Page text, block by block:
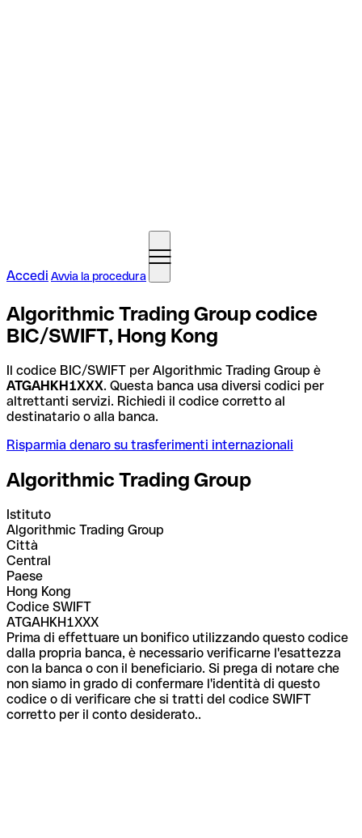
Accedi Avvia la procedura
Algorithmic Trading Group codice
BIC/SWIFT, Hong Kong
Il codice BIC/SWIFT per Algorithmic Trading Group è
ATGAHKH1XXX. Questa banca usa diversi codici per
altrettanti servizi. Richiedi il codice corretto al
destinatario o alla banca.
Risparmia denaro su trasferimenti internazionali
Algorithmic Trading Group
Istituto
Algorithmic Trading Group
Città
Central
Paese
Hong Kong
Codice SWIFT
ATGAHKH1XXX
Prima di effettuare un bonifico utilizzando questo codice
dalla propria banca, è necessario verificarne l'esattezza
con la banca o con il beneficiario. Si prega di notare che
non siamo in grado di confermare l'identità di questo
codice o di verificare che si tratti del codice SWIFT
corretto per il conto desiderato..